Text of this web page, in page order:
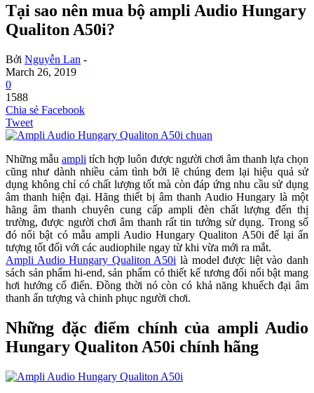
Tại sao nên mua bộ ampli Audio Hungary
Qualiton A50i?
Bởi Nguyễn Lan -
March 26, 2019
0
1588
Chia sẻ Facebook
Tweet
Những mẫuampli tích hợp luôn được người chơi âm thanh lựa chọn
cũng như dành nhiều cảm tình bởi lẽ chúng đem lại hiệu quả sử
dụng không chỉ có chất lượng tốt mà còn đáp ứng nhu cầu sử dụng
âm thanh hiện đại. Hãng thiết bị âm thanh Audio Hungary là một
hãng âm thanh chuyên cung cấp ampli đèn chất lượng đến thị
trường, được người chơi âm thanh rất tin tưởng sử dụng. Trong số
đó nổi bật có mẫu ampli Audio Hungary Qualiton A50i để lại ấn
tượng tốt đối với các audiophile ngay từ khi vừa mới ra mắt.
Ampli Audio Hungary Qualiton A50i là model được liệt vào danh
sách sản phẩm hi-end, sản phẩm có thiết kế tương đối nổi bật mang
hơi hướng cổ điển. Đồng thời nó còn có khả năng khuếch đại âm
thanh ấn tượng và chinh phục người chơi.
Những đặc điểm chính của ampli Audio
Hungary Qualiton A50i chính hãng